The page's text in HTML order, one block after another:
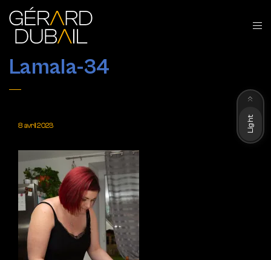
Lamala-34
8 avril 2023 Light
Dark